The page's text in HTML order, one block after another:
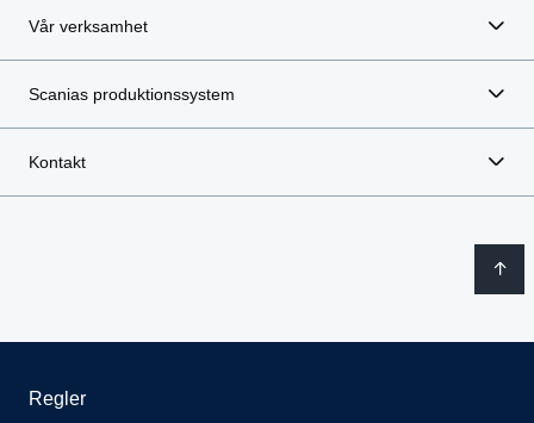
Vår verksamhet
Scanias produktionssystem
Kontakt
Regler